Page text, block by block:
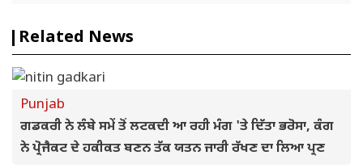
Related News
Punjab
ਗਡਕਰੀ ਨੇ ਲੰਬੇ ਸਮੇਂ ਤੋਂ ਲਟਕਦੀ ਆ ਰਹੀ ਮੰਗ 'ਤੇ ਦਿੱਤਾ ਭਰੋਸਾ, ਕੰਗ
ਨੇ ਪ੍ਰੋਜੈਕਟ ਦੇ ਹਕੀਕਤ ਬਣਨ ਤੱਕ ਯਤਨ ਜਾਰੀ ਰੱਖਣ ਦਾ ਲਿਆ ਪ੍ਰਣ